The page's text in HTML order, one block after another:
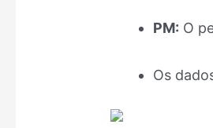
PM: O
Os